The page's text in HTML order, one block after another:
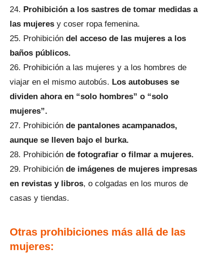
Prohibición a los sastres de tomar medidas a
las mujeres y coser ropa femenina.
Prohibición del acceso de las mujeres a los
baños públicos.
Prohibición a las mujeres y a los hombres de
viajar en el mismo autobús. Los autobuses se
dividen ahora en “solo hombres” o “solo
mujeres”.
Prohibición de pantalones acampanados,
aunque se lleven bajo el burka.
Prohibición de fotografiar o filmar a mujeres.
Prohibición de imágenes de mujeres impresas
en revistas y libros, o colgadas en los muros de
casas y tiendas.
Otras prohibiciones más allá de las
mujeres: